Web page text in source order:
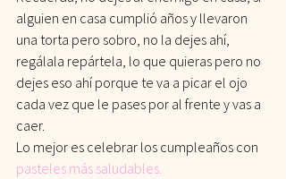
alguien en casa cumplió años y llevaron
una torta pero sobro, no la dejes ahí,
regálala repártela, lo que quieras pero no
dejes eso ahí porque te va a picar el ojo
cada vez que le pases por al frente y vas a
caer.
Lo mejor es celebrar los cumpleaños con
pasteles más saludables.